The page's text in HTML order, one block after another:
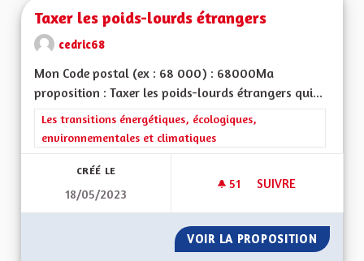
Taxer les poids-lourds étrangers
cedric68
Mon Code postal (ex : 68 000) : 68000Ma
proposition : Taxer les poids-lourds étrangers qui...
Filtrer les résultats de la catégorie : Les transitions
Les transitions énergétiques, écologiques,
environnementales et climatiques
CRÉÉ LE
18/05/2023
51 51 ABONNÉS
SUIVRE
VOIR LA PROPOSITION TAXER